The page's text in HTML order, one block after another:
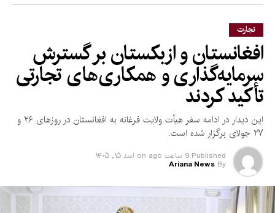
تجارت
افغانستان و ازبکستان بر گسترش
سرمایه‌گذاری و همکاری‌های تجارتی
تأکید کردند
این دیدار در ادامه سفر هیأت ولایت فرغانه به افغانستان در روزهای ۲۶ و
۲۷ جولای برگزار شده است.
Published 9 ساعت ago on اسد ۱۵, ۱۴۰۵
By
Ariana News